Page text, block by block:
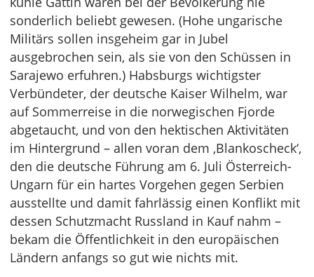
sonderlich beliebt gewesen. (Hohe ungarische
Militärs sollen insgeheim gar in Jubel
ausgebrochen sein, als sie von den Schüssen in
Sarajewo erfuhren.) Habsburgs wichtigster
Verbündeter, der deutsche Kaiser Wilhelm, war
auf Sommerreise in die norwegischen Fjorde
abgetaucht, und von den hektischen Aktivitäten
im Hintergrund – allen voran dem ‚Blankoscheck‘,
den die deutsche Führung am 6. Juli Österreich-
Ungarn für ein hartes Vorgehen gegen Serbien
ausstellte und damit fahrlässig einen Konflikt mit
dessen Schutzmacht Russland in Kauf nahm –
bekam die Öffentlichkeit in den europäischen
Ländern anfangs so gut wie nichts mit.